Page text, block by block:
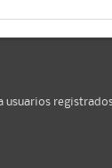
usuarios